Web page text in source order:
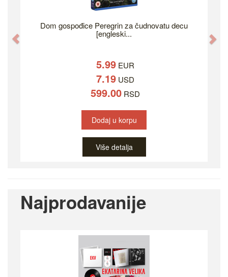
Dom gospođice Peregrin za čudnovatu decu
[engleski...
5.99 EUR
7.19 USD
599.00 RSD
Dodaj u korpu
Više detalja
Najprodavanije